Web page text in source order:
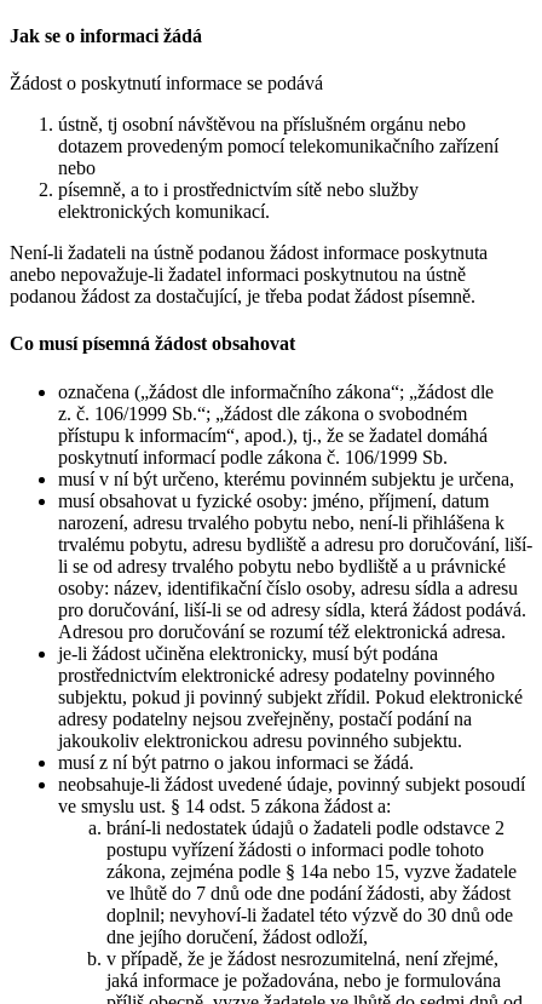
Jak se o informaci žádá
Žádost o poskytnutí informace se podává
ústně, tj osobní návštěvou na příslušném orgánu nebo
dotazem provedeným pomocí telekomunikačního zařízení
nebo
písemně, a to i prostřednictvím sítě nebo služby
elektronických komunikací.
Není-li žadateli na ústně podanou žádost informace poskytnuta
anebo nepovažuje-li žadatel informaci poskytnutou na ústně
podanou žádost za dostačující, je třeba podat žádost písemně.
Co musí písemná žádost obsahovat
označena („žádost dle informačního zákona“; „žádost dle
z. č. 106/1999 Sb.“; „žádost dle zákona o svobodném
přístupu k informacím“, apod.), tj., že se žadatel domáhá
poskytnutí informací podle zákona č. 106/1999 Sb.
musí v ní být určeno, kterému povinném subjektu je určena,
musí obsahovat u fyzické osoby: jméno, příjmení, datum
narození, adresu trvalého pobytu nebo, není-li přihlášena k
trvalému pobytu, adresu bydliště a adresu pro doručování, liší-
li se od adresy trvalého pobytu nebo bydliště a u právnické
osoby: název, identifikační číslo osoby, adresu sídla a adresu
pro doručování, liší-li se od adresy sídla, která žádost podává.
Adresou pro doručování se rozumí též elektronická adresa.
je-li žádost učiněna elektronicky, musí být podána
prostřednictvím elektronické adresy podatelny povinného
subjektu, pokud ji povinný subjekt zřídil. Pokud elektronické
adresy podatelny nejsou zveřejněny, postačí podání na
jakoukoliv elektronickou adresu povinného subjektu.
musí z ní být patrno o jakou informaci se žádá.
neobsahuje-li žádost uvedené údaje, povinný subjekt posoudí
ve smyslu ust. § 14 odst. 5 zákona žádost a:
brání-li nedostatek údajů o žadateli podle odstavce 2
postupu vyřízení žádosti o informaci podle tohoto
zákona, zejména podle § 14a nebo 15, vyzve žadatele
ve lhůtě do 7 dnů ode dne podání žádosti, aby žádost
doplnil; nevyhoví-li žadatel této výzvě do 30 dnů ode
dne jejího doručení, žádost odloží,
v případě, že je žádost nesrozumitelná, není zřejmé,
jaká informace je požadována, nebo je formulována